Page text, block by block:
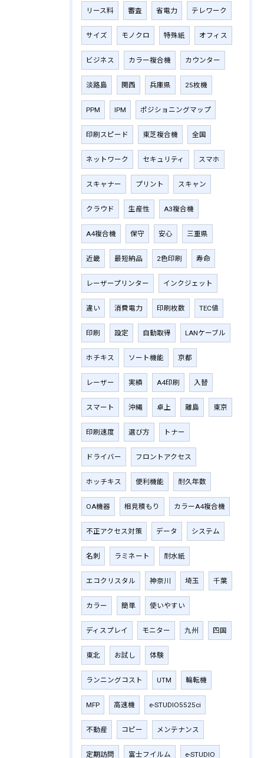
リース料 審査 省電力 テレワーク
サイズ モノクロ 特殊紙 オフィス
ビジネス カラー複合機 カウンター
淡路島 関西 兵庫県 25枚機
PPM IPM ポジショニングマップ
印刷スピード 東芝複合機 全国
ネットワーク セキュリティ スマホ
スキャナー プリント スキャン
クラウド 生産性 A3複合機
A4複合機 保守 安心 三重県
近畿 最短納品 2色印刷 寿命
レーザープリンター インクジェット
違い 消費電力 印刷枚数 TEC値
印刷 設定 自動取得 LANケーブル
ホチキス ソート機能 京都
レーザー 実績 A4印刷 入替
スマート 沖縄 卓上 離島 東京
印刷速度 選び方 トナー
ドライバー フロントアクセス
ホッチキス 便利機能 耐久年数
OA機器 相見積もり カラーA4複合機
不正アクセス対策 データ システム
名刺 ラミネート 耐水紙
エコクリスタル 神奈川 埼玉 千葉
カラー 簡単 使いやすい
ディスプレイ モニター 九州 四国
東北 お試し 体験
ランニングコスト UTM 輪転機
MFP 高速機 e-STUDIO5525ci
不動産 コピー メンテナンス
定期訪問 富士フイルム e-STUDIO